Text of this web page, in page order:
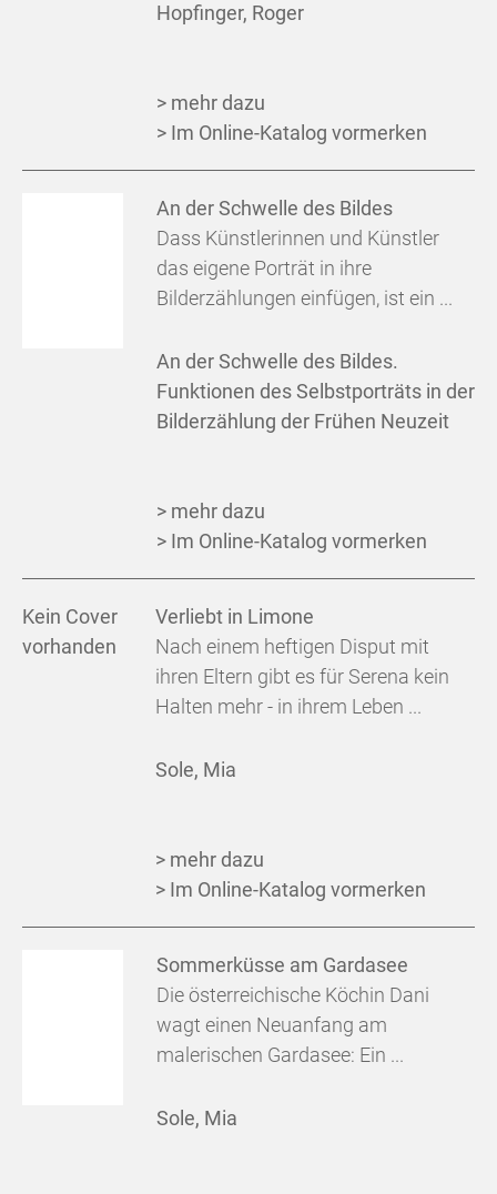
Hopfinger, Roger
> mehr dazu
> Im Online-Katalog vormerken
An der Schwelle des Bildes
Dass Künstlerinnen und Künstler
das eigene Porträt in ihre
Bilderzählungen einfügen, ist ein ...
An der Schwelle des Bildes.
Funktionen des Selbstporträts in der
Bilderzählung der Frühen Neuzeit
> mehr dazu
> Im Online-Katalog vormerken
Kein Cover
vorhanden
Verliebt in Limone
Nach einem heftigen Disput mit
ihren Eltern gibt es für Serena kein
Halten mehr - in ihrem Leben ...
Sole, Mia
> mehr dazu
> Im Online-Katalog vormerken
Sommerküsse am Gardasee
Die österreichische Köchin Dani
wagt einen Neuanfang am
malerischen Gardasee: Ein ...
Sole, Mia